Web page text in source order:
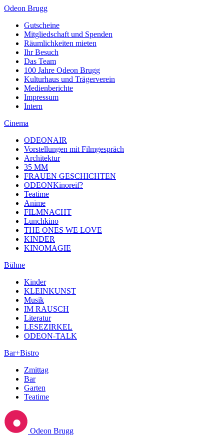
Odeon Brugg
Gutscheine
Mitgliedschaft und Spenden
Räumlichkeiten mieten
Ihr Besuch
Das Team
100 Jahre Odeon Brugg
Kulturhaus und Trägerverein
Medienberichte
Impressum
Intern
Cinema
ODEONAIR
Vorstellungen mit Filmgespräch
Architektur
35 MM
FRAUEN GESCHICHTEN
ODEONKinoreif?
Teatime
Anime
FILMNACHT
Lunchkino
THE ONES WE LOVE
KINDER
KINOMAGIE
Bühne
Kinder
KLEINKUNST
Musik
IM RAUSCH
Literatur
LESEZIRKEL
ODEON-TALK
Bar+Bistro
Zmittag
Bar
Garten
Teatime
Odeon Brugg